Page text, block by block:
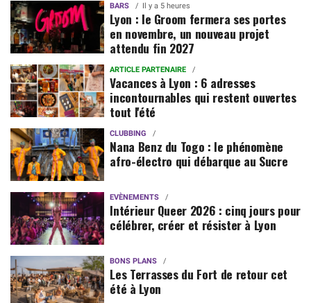
BARS Il y a 5 heures
Lyon : le Groom fermera ses portes
en novembre, un nouveau projet
attendu fin 2027
ARTICLE PARTENAIRE
Vacances à Lyon : 6 adresses
incontournables qui restent ouvertes
tout l'été
CLUBBING
Nana Benz du Togo : le phénomène
afro-électro qui débarque au Sucre
EVÈNEMENTS
Intérieur Queer 2026 : cinq jours pour
célébrer, créer et résister à Lyon
BONS PLANS
Les Terrasses du Fort de retour cet
été à Lyon